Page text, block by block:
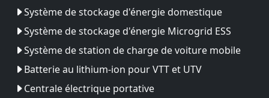
Système de stockage d'énergie domestique
Système de stockage d'énergie Microgrid ESS
Système de station de charge de voiture mobile
Batterie au lithium-ion pour VTT et UTV
Centrale électrique portative